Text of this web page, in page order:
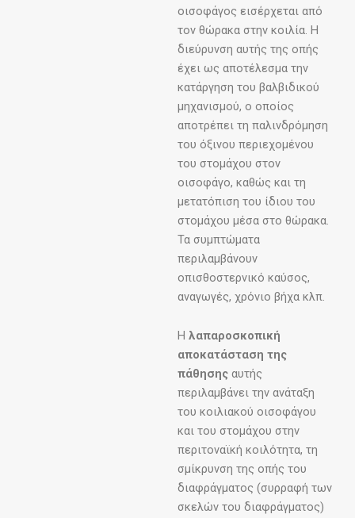
οισοφάγος εισέρχεται από
τον θώρακα στην κοιλία. Η
διεύρυνση αυτής της οπής
έχει ως αποτέλεσμα την
κατάργηση του βαλβιδικού
μηχανισμού, ο οποίος
αποτρέπει τη παλινδρόμηση
του όξινου περιεχομένου
του στομάχου στον
οισοφάγο, καθώς και τη
μετατόπιση του ίδιου του
στομάχου μέσα στο θώρακα.
Τα συμπτώματα
περιλαμβάνουν
οπισθοστερνικό καύσος,
αναγωγές, χρόνιο βήχα κλπ.
Η λαπαροσκοπική
αποκατάσταση της
πάθησης αυτής
περιλαμβάνει την ανάταξη
του κοιλιακού οισοφάγου
και του στομάχου στην
περιτοναϊκή κοιλότητα, τη
σμίκρυνση της οπής του
διαφράγματος (συρραφή των
σκελών του διαφράγματος)